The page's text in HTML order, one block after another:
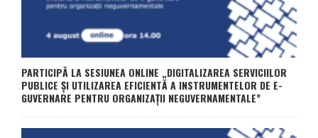
PARTICIPĂ LA SESIUNEA ONLINE „DIGITALIZAREA SERVICIILOR
PUBLICE ȘI UTILIZAREA EFICIENTĂ A INSTRUMENTELOR DE E-
GUVERNARE PENTRU ORGANIZAȚII NEGUVERNAMENTALE”